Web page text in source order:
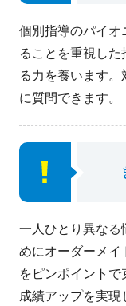
個別指導のパイオ
ることを重視した
る力を養います
に質問できます。
一人ひとり異なる
めにオーダーメイ
をピンポイント
成績アップを実現